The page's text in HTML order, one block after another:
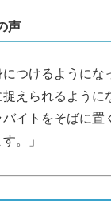
声
につけるように
えられるように
バイトをそばに
。」